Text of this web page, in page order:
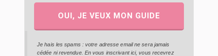
OUI, JE VEUX MON GUIDE
Je hais les spams : votre adresse email ne sera jamais
cédée ni revendue. En vous inscrivant ici, vous recevrez